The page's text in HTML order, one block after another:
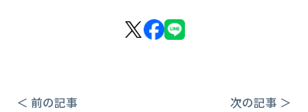
＜ 前の記事 次の記事 ＞